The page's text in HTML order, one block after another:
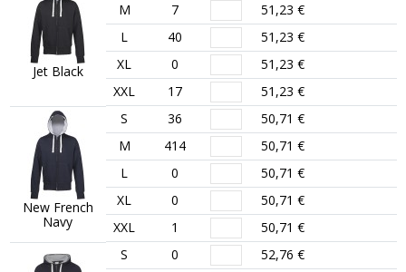
Jet Black
M
7
51,23 €
L
40
51,23 €
XL
0
51,23 €
XXL
17 51,23 €
New French
Navy
S 36
50,71 €
M
414
50,71 €
L
0
50,71 €
XL
0
50,71 €
XXL
1 50,71 €
S 0
52,76 €